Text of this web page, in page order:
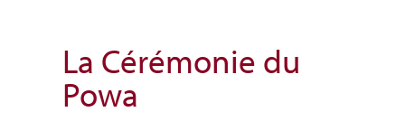
La Cérémonie du
Powa